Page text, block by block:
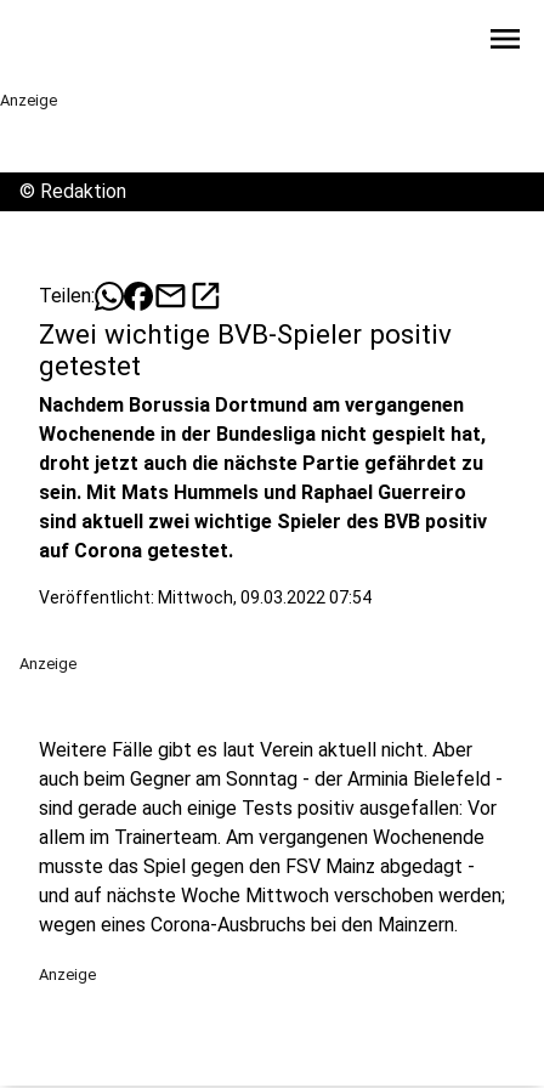
menu
Anzeige
© Redaktion
Teilen: mailopen_in_new
Zwei wichtige BVB-Spieler positiv
getestet
Nachdem Borussia Dortmund am vergangenen
Wochenende in der Bundesliga nicht gespielt hat,
droht jetzt auch die nächste Partie gefährdet zu
sein. Mit Mats Hummels und Raphael Guerreiro
sind aktuell zwei wichtige Spieler des BVB positiv
auf Corona getestet.
Veröffentlicht: Mittwoch, 09.03.2022 07:54
Anzeige
Weitere Fälle gibt es laut Verein aktuell nicht. Aber
auch beim Gegner am Sonntag - der Arminia Bielefeld -
sind gerade auch einige Tests positiv ausgefallen: Vor
allem im Trainerteam. Am vergangenen Wochenende
musste das Spiel gegen den FSV Mainz abgedagt -
und auf nächste Woche Mittwoch verschoben werden;
wegen eines Corona-Ausbruchs bei den Mainzern.
Anzeige